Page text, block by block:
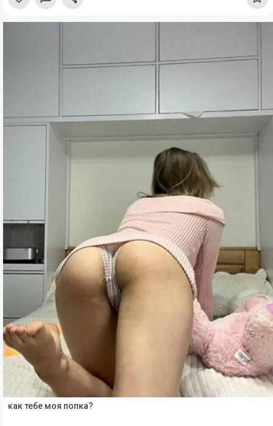
как тебе моя попка?